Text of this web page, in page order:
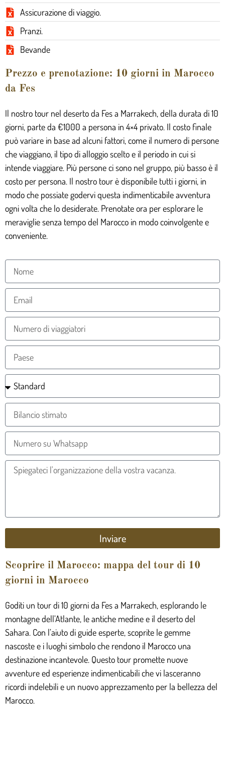
Assicurazione di viaggio.
Pranzi.
Bevande
Prezzo e prenotazione: 10 giorni in Marocco
da Fes
Il nostro tour nel deserto da Fes a Marrakech, della durata di 10
giorni, parte da €1000 a persona in 4×4 privato. Il costo finale
può variare in base ad alcuni fattori, come il numero di persone
che viaggiano, il tipo di alloggio scelto e il periodo in cui si
intende viaggiare. Più persone ci sono nel gruppo, più basso è il
costo per persona. Il nostro tour è disponibile tutti i giorni, in
modo che possiate godervi questa indimenticabile avventura
ogni volta che lo desiderate. Prenotate ora per esplorare le
meraviglie senza tempo del Marocco in modo coinvolgente e
conveniente.
Inviare
Scoprire il Marocco: mappa del tour di 10
giorni in Marocco
Goditi un tour di 10 giorni da Fes a Marrakech, esplorando le
montagne dell’Atlante, le antiche medine e il deserto del
Sahara. Con l’aiuto di guide esperte, scoprite le gemme
nascoste e i luoghi simbolo che rendono il Marocco una
destinazione incantevole. Questo tour promette nuove
avventure ed esperienze indimenticabili che vi lasceranno
ricordi indelebili e un nuovo apprezzamento per la bellezza del
Marocco.